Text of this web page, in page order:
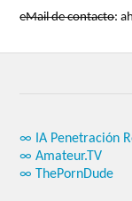
eMail de contacto:
∞ IA Penetración
∞ Amateur.TV
∞ ThePornDude